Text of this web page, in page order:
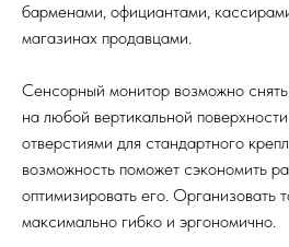
барменами, официантами,
магазинах продавцами.
Сенсорный монитор возможно
на любой вертикальной
отверстиями для стандартного
возможность поможет сэкономить
оптимизировать его. Организовать
максимально гибко и эргономично.